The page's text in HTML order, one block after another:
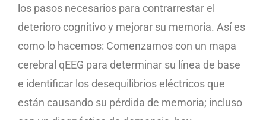
los pasos necesarios para contrarrestar el
deterioro cognitivo y mejorar su memoria. Así es
como lo hacemos: Comenzamos con un mapa
cerebral qEEG para determinar su línea de base
e identificar los desequilibrios eléctricos que
están causando su pérdida de memoria; incluso